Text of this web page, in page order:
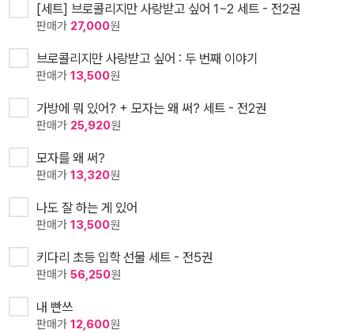
[세트] 브로콜리지만 사랑받고 싶어 1~2 세트 - 전2권
판매가 27,000원
브로콜리지만 사랑받고 싶어 : 두 번째 이야기
판매가 13,500원
가방에 뭐 있어? + 모자는 왜 써? 세트 - 전2권
판매가 25,920원
모자를 왜 써?
판매가 13,320원
나도 잘 하는 게 있어
판매가 13,500원
키다리 초등 입학 선물 세트 - 전5권
판매가 56,250원
내 빤쓰
판매가 12,600원